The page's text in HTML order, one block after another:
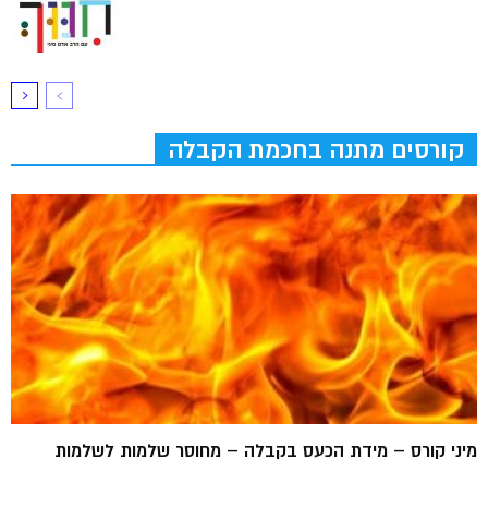
קורסים מתנה בחכמת הקבלה
מיני קורס – מידת הכעס בקבלה – מחוסר שלמות לשלמות